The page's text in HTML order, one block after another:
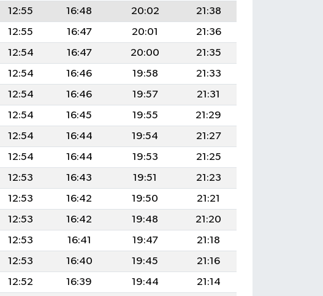
12:55 16:48 20:02
21:38
12:55 16:47 20:01
21:36
12:54 16:47 20:00
21:35
12:54 16:46 19:58
21:33
12:54 16:46 19:57
21:31
12:54 16:45 19:55
21:29
12:54 16:44 19:54
21:27
12:54 16:44 19:53
21:25
12:53 16:43 19:51
21:23
12:53 16:42 19:50
21:21
12:53 16:42 19:48
21:20
12:53 16:41 19:47
21:18
12:53 16:40 19:45
21:16
12:52 16:39 19:44 21:14